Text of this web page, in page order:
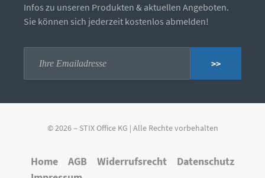
Infos zu unseren Produkten & aktuellen Angeboten.
Sie können sich jederzeit kostenlos abmelden!
>>
© 2026 – STIX Office KG | Alle Rechte vorbehalten
Home AGB Widerrufsrecht
Datenschutz